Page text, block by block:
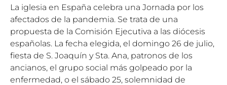
La iglesia en España celebra una Jornada por los
afectados de la pandemia. Se trata de una
propuesta de la Comisión Ejecutiva a las diócesis
españolas. La fecha elegida, el domingo 26 de julio,
fiesta de S. Joaquín y Sta. Ana, patronos de los
ancianos, el grupo social más golpeado por la
enfermedad, o el sábado 25, solemnidad de